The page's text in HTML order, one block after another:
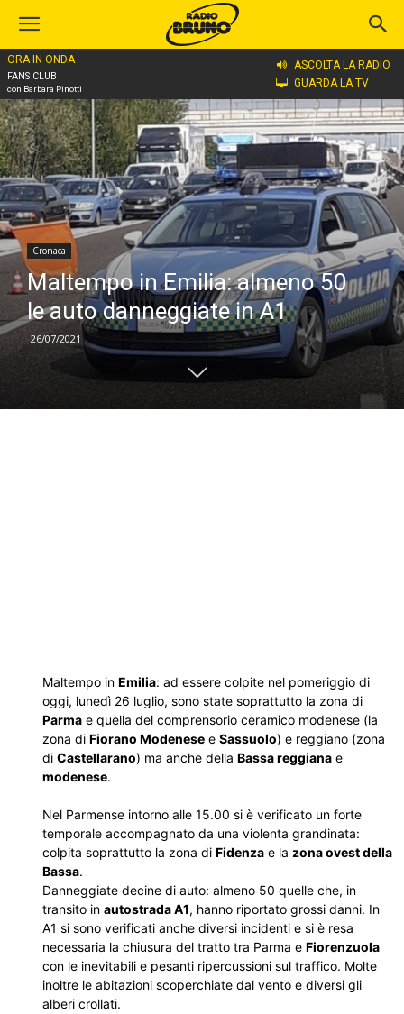
ORA IN ONDA
FANS CLUB
con Barbara Pinotti
ASCOLTA LA RADIO
GUARDA LA TV
Home
Cronaca
Maltempo in Emilia: almeno 50
le auto danneggiate in A1
26/07/2021
Maltempo in Emilia: ad essere colpite nel pomeriggio di
oggi, lunedì 26 luglio, sono state soprattutto la zona di
Parma e quella del comprensorio ceramico modenese (la
zona di Fiorano Modenese e Sassuolo) e reggiano (zona
di Castellarano) ma anche della Bassa reggiana e
modenese.
Nel Parmense intorno alle 15.00 si è verificato un forte
temporale accompagnato da una violenta grandinata:
colpita soprattutto la zona di Fidenza e la zona ovest della
Bassa.
Danneggiate decine di auto: almeno 50 quelle che, in
transito in autostrada A1, hanno riportato grossi danni. In
A1 si sono verificati anche diversi incidenti e si è resa
necessaria la chiusura del tratto tra Parma e Fiorenzuola
con le inevitabili e pesanti ripercussioni sul traffico. Molte
inoltre le abitazioni scoperchiate dal vento e diversi gli
alberi crollati.